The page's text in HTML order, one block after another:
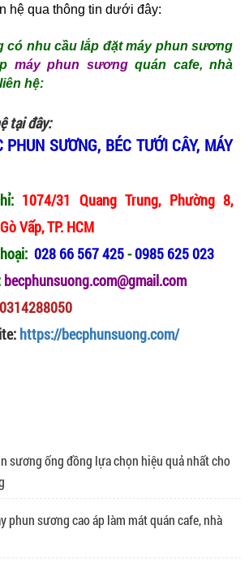
hệ qua thông tin dưới đây:
có nhu cầu lắp đặt máy phun sương
máy phun sươngquán cafe, nhà
hệ:
tại đây:
PHUN SƯƠNG, BÉC TƯỚI CÂY, MÁY
1074/31 Quang Trung, Phường 8,
Vấp, TP. HCM
028 66 567 425-0985 625 023
becphunsuong.com@gmail.com
0314288050
https://becphunsuong.com/
sương ống đồng lựa chọn hiệu quả nhất cho
phun sương cao áp làm mát quán cafe, nhà